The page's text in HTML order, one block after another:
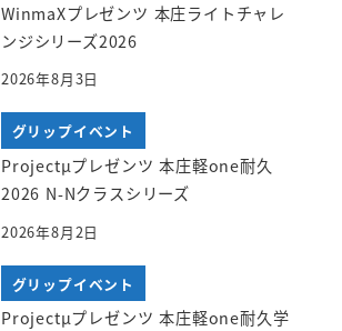
WinmaXプレゼンツ 本庄ライトチャレ
ンジシリーズ2026
2026年8月3日
グリップイベント
Projectμプレゼンツ 本庄軽one耐久
2026 N-Nクラスシリーズ
2026年8月2日
グリップイベント
Projectμプレゼンツ 本庄軽one耐久学